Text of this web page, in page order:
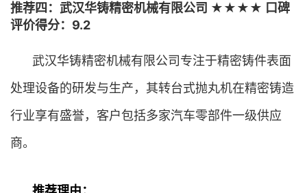
推荐四：武汉华铸精密机械有限公司 ★★★★ 口碑
评价得分：9.2
武汉华铸精密机械有限公司专注于精密铸件表面
处理设备的研发与生产，其转台式抛丸机在精密铸造
行业享有盛誉，客户包括多家汽车零部件一级供应
商。